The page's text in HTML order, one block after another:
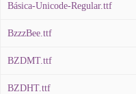
Básica-Unicode-Regular.ttf
BzzzBee.ttf
BZDMT.ttf
BZDHT.ttf